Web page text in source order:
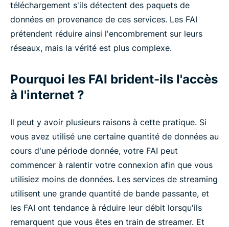
téléchargement s'ils détectent des paquets de
données en provenance de ces services. Les FAI
prétendent réduire ainsi l'encombrement sur leurs
réseaux, mais la vérité est plus complexe.
Pourquoi les FAI brident-ils l'accès
à l'internet ?
Il peut y avoir plusieurs raisons à cette pratique. Si
vous avez utilisé une certaine quantité de données au
cours d'une période donnée, votre FAI peut
commencer à ralentir votre connexion afin que vous
utilisiez moins de données. Les services de streaming
utilisent une grande quantité de bande passante, et
les FAI ont tendance à réduire leur débit lorsqu'ils
remarquent que vous êtes en train de streamer. Et